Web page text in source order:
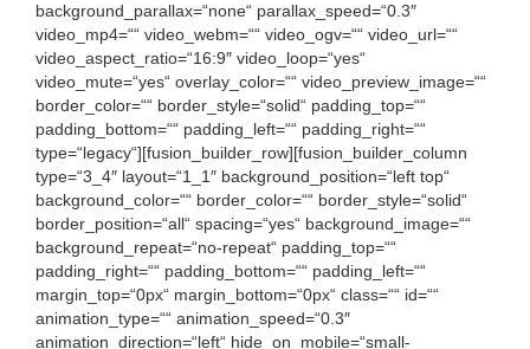
background_parallax=“none“ parallax_speed=“0.3″
video_mp4=““ video_webm=““ video_ogv=““ video_url=““
video_aspect_ratio=“16:9″ video_loop=“yes“
video_mute=“yes“ overlay_color=““ video_preview_image=““
border_color=““ border_style=“solid“ padding_top=““
padding_bottom=““ padding_left=““ padding_right=““
type=“legacy“][fusion_builder_row][fusion_builder_column
type=“3_4″ layout=“1_1″ background_position=“left top“
background_color=““ border_color=““ border_style=“solid“
border_position=“all“ spacing=“yes“ background_image=““
background_repeat=“no-repeat“ padding_top=““
padding_right=““ padding_bottom=““ padding_left=““
margin_top=“0px“ margin_bottom=“0px“ class=““ id=““
animation_type=““ animation_speed=“0.3″
animation_direction=“left“ hide_on_mobile=“small-